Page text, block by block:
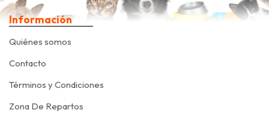
Información
Quiénes somos
Contacto
Términos y Condiciones
Zona De Repartos